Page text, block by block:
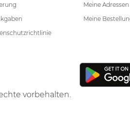
Meine Adressen
Meine
vorbehalten.